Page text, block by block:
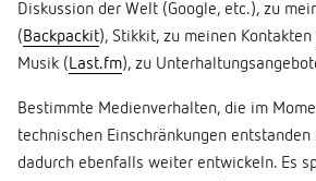
Diskussion der Welt (Google, etc.), zu
(Backpackit), Stikkit, zu meinen Kontakten
Musik (Last.fm), zu
Bestimmte Medienverhalten, die im
technischen Einschränkungen
dadurch ebenfalls weiter entwickeln. Es